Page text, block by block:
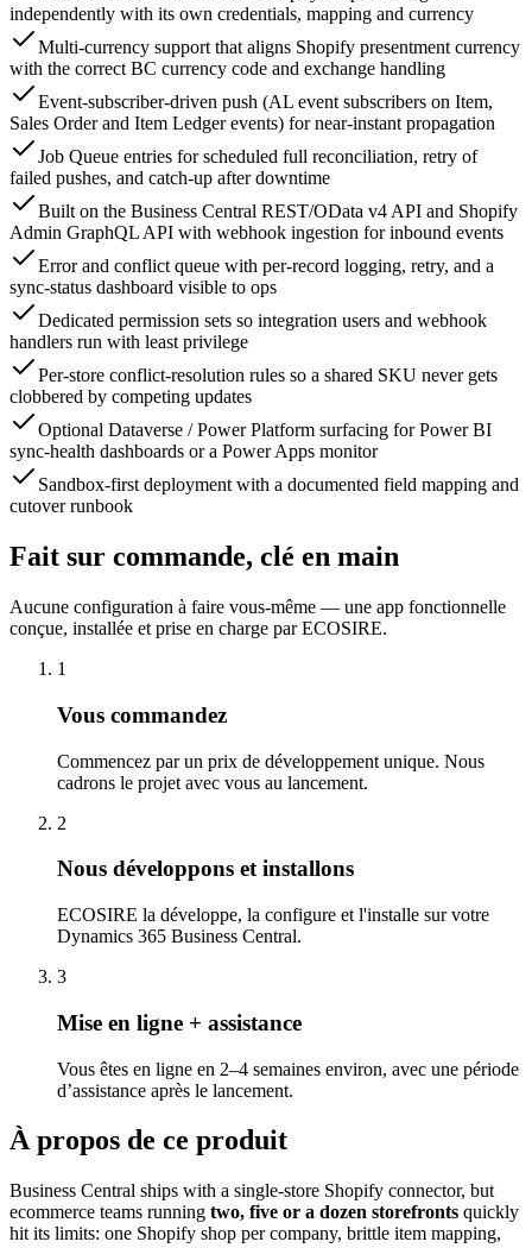
independently with its own credentials, mapping and currency
Multi-currency support that aligns Shopify presentment currency
with the correct BC currency code and exchange handling
Event-subscriber-driven push (AL event subscribers on Item,
Sales Order and Item Ledger events) for near-instant propagation
Job Queue entries for scheduled full reconciliation, retry of
failed pushes, and catch-up after downtime
Built on the Business Central REST/OData v4 API and Shopify
Admin GraphQL API with webhook ingestion for inbound events
Error and conflict queue with per-record logging, retry, and a
sync-status dashboard visible to ops
Dedicated permission sets so integration users and webhook
handlers run with least privilege
Per-store conflict-resolution rules so a shared SKU never gets
clobbered by competing updates
Optional Dataverse / Power Platform surfacing for Power BI
sync-health dashboards or a Power Apps monitor
Sandbox-first deployment with a documented field mapping and
cutover runbook
Fait sur commande, clé en main
Aucune configuration à faire vous-même — une app fonctionnelle
conçue, installée et prise en charge par ECOSIRE.
1
Vous commandez
Commencez par un prix de développement unique. Nous
cadrons le projet avec vous au lancement.
2
Nous développons et installons
ECOSIRE la développe, la configure et l'installe sur votre
Dynamics 365 Business Central.
3
Mise en ligne + assistance
Vous êtes en ligne en 2–4 semaines environ, avec une période
d’assistance après le lancement.
À propos de ce produit
Business Central ships with a single-store Shopify connector, but
ecommerce teams running two, five or a dozen storefronts quickly
hit its limits: one Shopify shop per company, brittle item mapping,